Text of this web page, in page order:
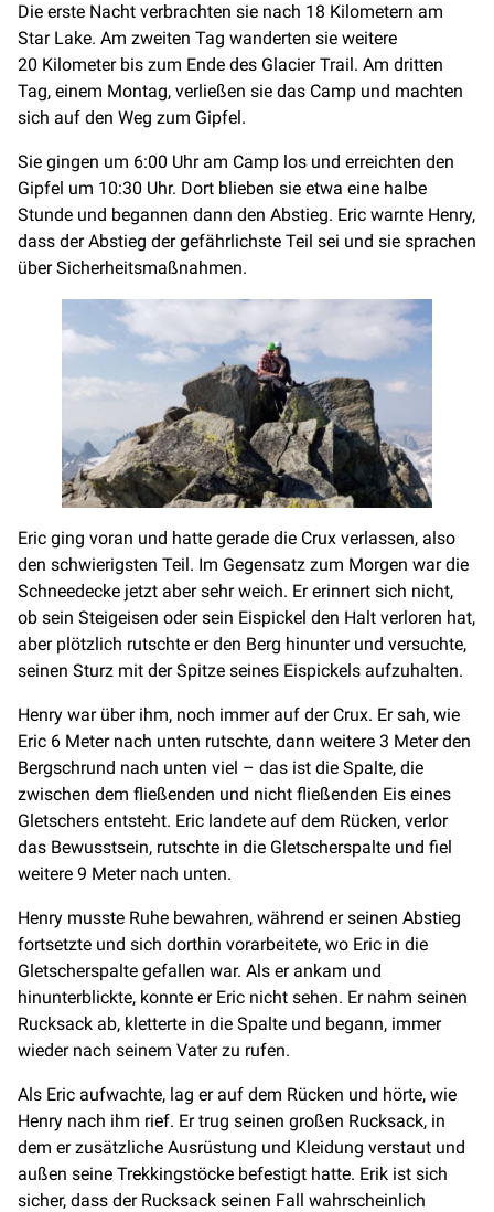
Die erste Nacht verbrachten sie nach 18 Kilometern am
Star Lake. Am zweiten Tag wanderten sie weitere
20 Kilometer bis zum Ende des Glacier Trail. Am dritten
Tag, einem Montag, verließen sie das Camp und machten
sich auf den Weg zum Gipfel.
Sie gingen um 6:00 Uhr am Camp los und erreichten den
Gipfel um 10:30 Uhr. Dort blieben sie etwa eine halbe
Stunde und begannen dann den Abstieg. Eric warnte Henry,
dass der Abstieg der gefährlichste Teil sei und sie sprachen
über Sicherheitsmaßnahmen.
Eric ging voran und hatte gerade die Crux verlassen, also
den schwierigsten Teil. Im Gegensatz zum Morgen war die
Schneedecke jetzt aber sehr weich. Er erinnert sich nicht,
ob sein Steigeisen oder sein Eispickel den Halt verloren hat,
aber plötzlich rutschte er den Berg hinunter und versuchte,
seinen Sturz mit der Spitze seines Eispickels aufzuhalten.
Henry war über ihm, noch immer auf der Crux. Er sah, wie
Eric 6 Meter nach unten rutschte, dann weitere 3 Meter den
Bergschrund nach unten viel – das ist die Spalte, die
zwischen dem fließenden und nicht fließenden Eis eines
Gletschers entsteht. Eric landete auf dem Rücken, verlor
das Bewusstsein, rutschte in die Gletscherspalte und fiel
weitere 9 Meter nach unten.
Henry musste Ruhe bewahren, während er seinen Abstieg
fortsetzte und sich dorthin vorarbeitete, wo Eric in die
Gletscherspalte gefallen war. Als er ankam und
hinunterblickte, konnte er Eric nicht sehen. Er nahm seinen
Rucksack ab, kletterte in die Spalte und begann, immer
wieder nach seinem Vater zu rufen.
Als Eric aufwachte, lag er auf dem Rücken und hörte, wie
Henry nach ihm rief. Er trug seinen großen Rucksack, in
dem er zusätzliche Ausrüstung und Kleidung verstaut und
außen seine Trekkingstöcke befestigt hatte. Erik ist sich
sicher, dass der Rucksack seinen Fall wahrscheinlich